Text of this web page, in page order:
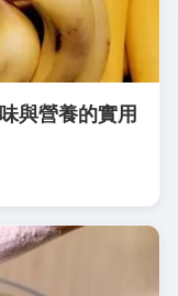
與營養的實用